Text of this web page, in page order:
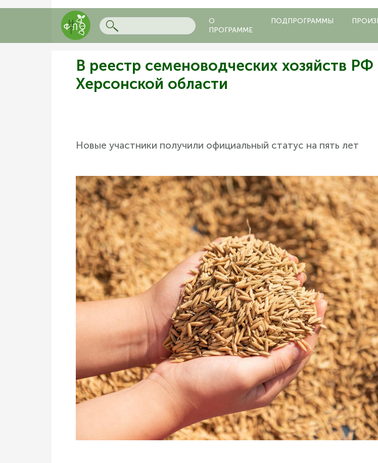
О
ПРОГРАММЕ
ПОДПРОГРАММЫ
В реестр семеноводческих хозяйств
Херсонской области
Новые участники получили официальный статус на пять лет